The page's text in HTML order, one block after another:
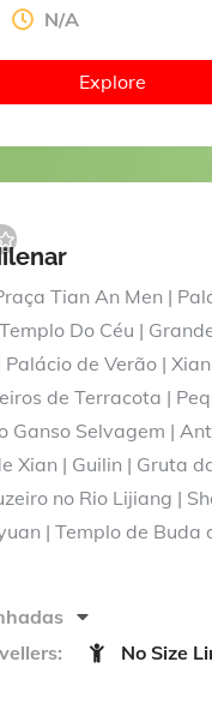
N/A
Explore
Tian An Men |
Do Céu |
de Verão |
de Terracota |
Ganso Selvagem |
Xian | Guilin | Gruta
no Rio Lijiang |
| Templo de Buda
No Size